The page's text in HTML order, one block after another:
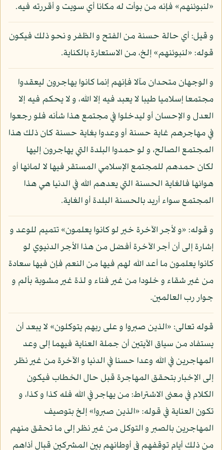
«لنبوئنهم» فإنه من بوأت له مكانا أي سويت و أقررته فيه.
و قيل: أي حالة حسنة من الفتح و الظفر و نحو ذلك فيكون
قوله: «لنبوئنهم» إلخ، من الاستعارة بالكناية.
و الوجهان متحدان مآلا فإنهم إنما كانوا يهاجرون ليعقدوا
مجتمعا إسلاميا طيبا لا يعبد فيه إلا الله، و لا يحكم فيه إلا
العدل و الإحسان أو ليدخلوا في مجتمع هذا شأنه فلو رجعوا
في مهاجرهم غاية حسنة أو وعدوا بغاية حسنة كان ذلك هذا
المجتمع الصالح، و لو حمدوا البلدة التي يهاجرون إليها
لكان حمدهم للمجتمع الإسلامي المستقر فيها لا لمائها أو
هوائها فالغاية الحسنة التي يعدهم الله في الدنيا هي هذا
المجتمع سواء أريد بالحسنة البلدة أو الغاية.
و قوله: «و لأجر الآخرة خير لو كانوا يعلمون» تتميم للوعد و
إشارة إلى أن أجر الآخرة أفضل من هذا الأجر الدنيوي لو
كانوا يعلمون ما أعد الله لهم فيها من النعم فإن فيها سعادة
من غير شقاء و خلودا من غير فناء و لذة غير مشوبة بألم و
جوار رب العالمين.
قوله تعالى: «الذين صبروا و على ربهم يتوكلون» لا يبعد أن
يستفاد من سياق الآيتين أن جملة العناية فيهما إلى وعد
المهاجرين في الله وعدا حسنا في الدنيا و الآخرة من غير نظر
إلى الإخبار بتحقق المهاجرة قبل حال الخطاب فيكون
الكلام في معنى الاشتراط: من يهاجر في الله فله كذا و كذا، و
تكون العناية في قوله: «الذين صبروا» إلخ بتوصيف
المهاجرين بالصبر و التوكل من غير نظر إلى ما تحقق منهم
من ذلك أيام توقفهم في أوطانهم بين المشركين قبال أذاهم